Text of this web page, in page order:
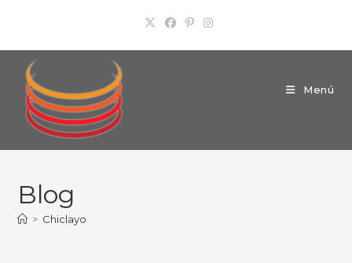
contenido
Menú
Blog
> Chiclayo